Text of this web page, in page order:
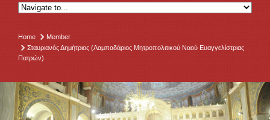
Home
Member
Σταυριανός Δημήτριος (Λαμπαδάριος Μητροπολιτικού Ναού Ευαγγελίστριας
Πατρών)